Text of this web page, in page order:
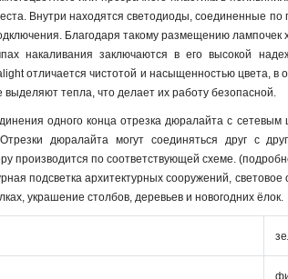
Внутри находятся светодиоды, соединенные
Благодаря такому размещению лампочек
накаливания заключаются в его высокой
отличается чистотой и насыщенностью цвета, в
тепла, что делает их работу безопасной.
одного конца отрезка дюралайта с
дюралайта могут соединяться друг с
производится по соответствующей схеме.
подсветка архитектурных сооружений,
украшение столбов, деревьев и новогодних ёлок.